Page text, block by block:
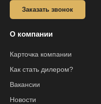
Заказать звонок
О компании
Карточка компании
Как стать дилером?
Вакансии
Новости